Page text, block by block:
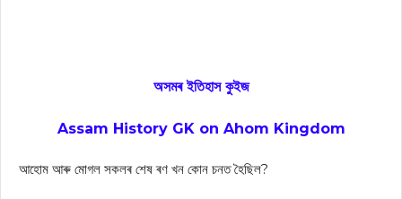
অসমৰ ইতিহাস কুইজ
Assam History GK on Ahom Kingdom
আহোম আৰু মোগল সকলৰ শেষ ৰণ খন কোন চনত হৈছিল?